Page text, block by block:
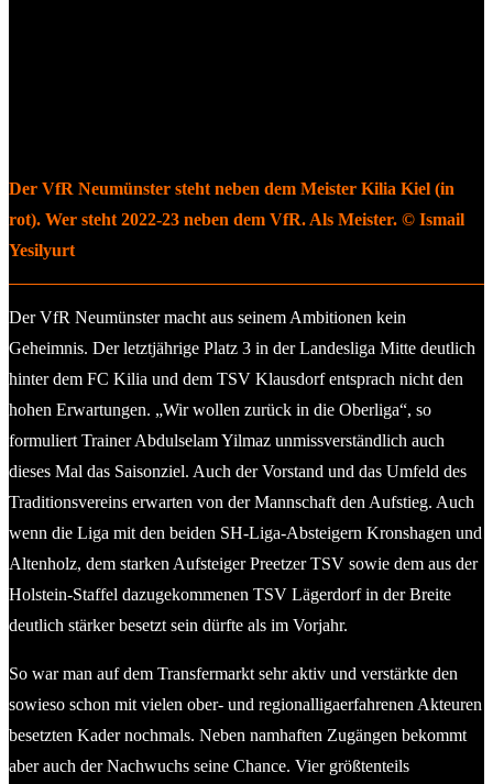
Der VfR Neumünster steht neben dem Meister Kilia Kiel (in
rot). Wer steht 2022-23 neben dem VfR. Als Meister. © Ismail
Yesilyurt
Der VfR Neumünster macht aus seinem Ambitionen kein
Geheimnis. Der letztjährige Platz 3 in der Landesliga Mitte deutlich
hinter dem FC Kilia und dem TSV Klausdorf entsprach nicht den
hohen Erwartungen. „Wir wollen zurück in die Oberliga“, so
formuliert Trainer Abdulselam Yilmaz unmissverständlich auch
dieses Mal das Saisonziel. Auch der Vorstand und das Umfeld des
Traditionsvereins erwarten von der Mannschaft den Aufstieg. Auch
wenn die Liga mit den beiden SH-Liga-Absteigern Kronshagen und
Altenholz, dem starken Aufsteiger Preetzer TSV sowie dem aus der
Holstein-Staffel dazugekommenen TSV Lägerdorf in der Breite
deutlich stärker besetzt sein dürfte als im Vorjahr.
So war man auf dem Transfermarkt sehr aktiv und verstärkte den
sowieso schon mit vielen ober- und regionalligaerfahrenen Akteuren
besetzten Kader nochmals. Neben namhaften Zugängen bekommt
aber auch der Nachwuchs seine Chance. Vier größtenteils